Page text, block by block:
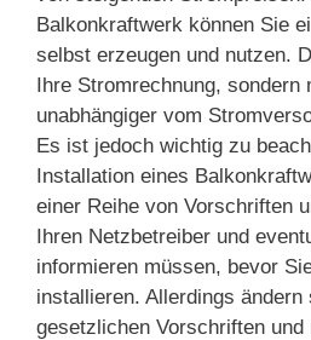
Balkonkraftwerk können Sie
selbst erzeugen und nutzen.
Ihre Stromrechnung, sondern
unabhängiger vom
Es ist jedoch wichtig zu
Installation eines
einer Reihe von Vorschriften
Ihren Netzbetreiber und
informieren müssen, bevor
installieren. Allerdings ändern
gesetzlichen Vorschriften